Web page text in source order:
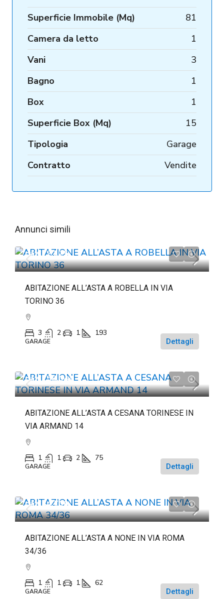
Superficie Immobile (Mq)
81
Camera da letto
1
Vani
3
Bagno
1
Box
1
Superficie Box (Mq)
15
Tipologia
Garage
Contratto
Vendite
Annunci simili
da€72.225
ABITAZIONE ALL’ASTA A ROBELLA IN VIA
TORINO 36
3 2 1 193
GARAGE Dettagli
da€158.044
ABITAZIONE ALL’ASTA A CESANA TORINESE IN
VIA ARMAND 14
1 1 2 75
GARAGE Dettagli
da€84.700
ABITAZIONE ALL’ASTA A NONE IN VIA ROMA
34/36
1 1 1 62
GARAGE Dettagli